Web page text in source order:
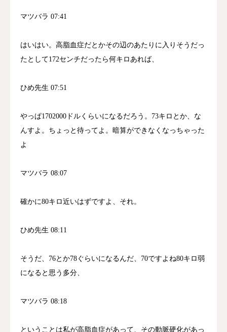
マツバラ 07:41
はいはい。高脂血症だとかその辺のあたりに入りそうだっ
たとして172センチだったら何キロあれば、
ひめ先生 07:51
やっぱ1702000ドルくらいになるだろう。73キロとか、な
んすよ。ちょっと待ってよ。暗算ができなくなっちゃった
よ
マツバラ 08:07
確かに80キロ近いはずですよ、それ。
ひめ先生 08:11
そうだ、76とか78ぐらいになるんだ、70ですよね80キロ弱
になると思う多分、
マツバラ 08:18
ということは私が高脂血症があって、その動脈硬化があっ